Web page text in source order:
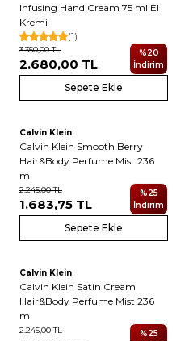
Infusing Hand Cream 75 ml El
Kremi
(1)
3.350,00TL
2.680,00 TL
%20
İndirim
Sepete Ekle
Yeni
6
Calvin Klein
Calvin Klein Smooth Berry
Hair&Body Perfume Mist 236
ml
2.245,00TL
1.683,75 TL
%25
İndirim
Sepete Ekle
Yeni
6
Calvin Klein
Calvin Klein Satin Cream
Hair&Body Perfume Mist 236
ml
2.245,00TL %25